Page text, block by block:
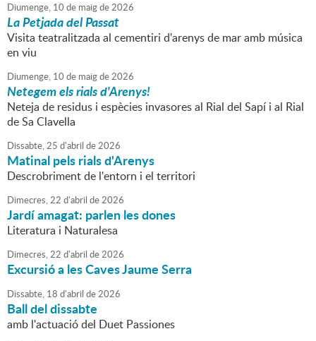
Diumenge, 10 de maigde2026
La Petjada del Passat
Visita teatralitzada al cementiri d'arenys de mar amb música
en viu
Diumenge, 10 de maigde2026
Netegem els rials d'Arenys!
Neteja de residus i espècies invasores al Rial del Sapí i al Rial
de Sa Clavella
Dissabte,25 d'abril de2026
Matinal pels rials d'Arenys
Descrobriment de l'entorn i el territori
Dimecres,22 d'abril de2026
Jardí amagat: parlen les dones
Literatura i Naturalesa
Dimecres,22 d'abril de2026
Excursió a les Caves Jaume Serra
Dissabte, 18 d'abril de2026
Ball del dissabte
amb l'actuació del Duet Passiones